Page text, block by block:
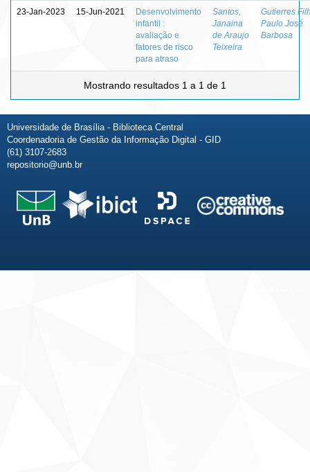
23-Jan-2023 15-Jun-2021
Desenvolvimento
infantil :
avaliação e
fatores de risco
para atraso
Santos,
Janaina
de Araujo
Teixeira
Gutierres
Paulo José
Barbosa
Mostrando resultados 1 a 1 de 1
Universidade de Brasília - Biblioteca Central
Coordenadoria de Gestão da Informação Digital - GID
(61) 3107-2683
repositorio@unb.br